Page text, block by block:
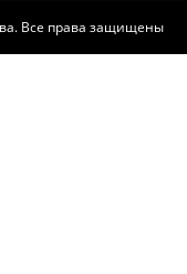
Все права защищены